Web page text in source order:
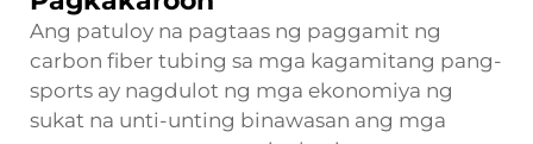
Ang patuloy na pagtaas ng paggamit ng
carbon fiber tubing sa mga kagamitang pang-
sports ay nagdulot ng mga ekonomiya ng
sukat na unti-unting binawasan ang mga